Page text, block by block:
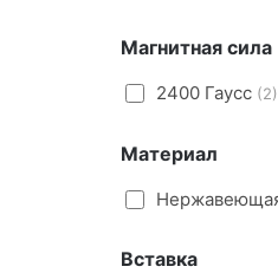
Магнитная сила
2400 Гаусс (2)
Материал
Вставка